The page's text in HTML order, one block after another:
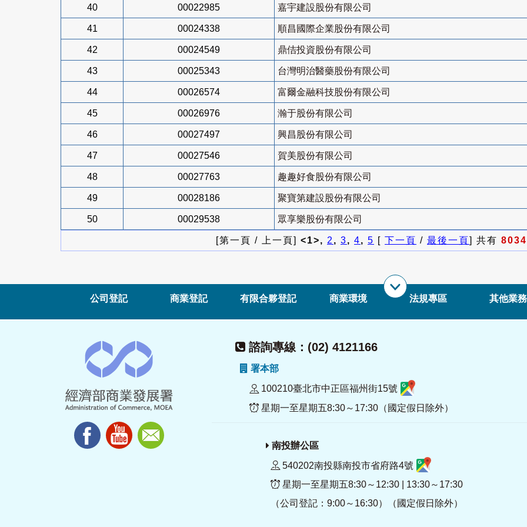
40 00022985 嘉宇建設股份有限公司
41 00024338 順昌國際企業股份有限公司
42 00024549 鼎佶投資股份有限公司
43 00025343 台灣明治醫藥股份有限公司
44 00026574 富爾金融科技股份有限公司
45 00026976 瀚于股份有限公司
46 00027497 興昌股份有限公司
47 00027546 賀美股份有限公司
48 00027763 趣趣好食股份有限公司
49 00028186 聚寶第建設股份有限公司
50 00029538 眾享樂股份有限公司
[第一頁 / 上一頁] <1>, 2, 3, 4, 5 [ 下一頁 / 最後一頁] 共有 8034
公司登記 商業登記 有限合夥登記 商業環境 法規專區 其他業務
諮詢專線：(02) 4121166
署本部
100210臺北市中正區福州街15號
星期一至星期五8:30～17:30（國定假日除外）
南投辦公區
540202南投縣南投市省府路4號
星期一至星期五8:30～12:30 | 13:30～17:30
（公司登記：9:00～16:30）（國定假日除外）